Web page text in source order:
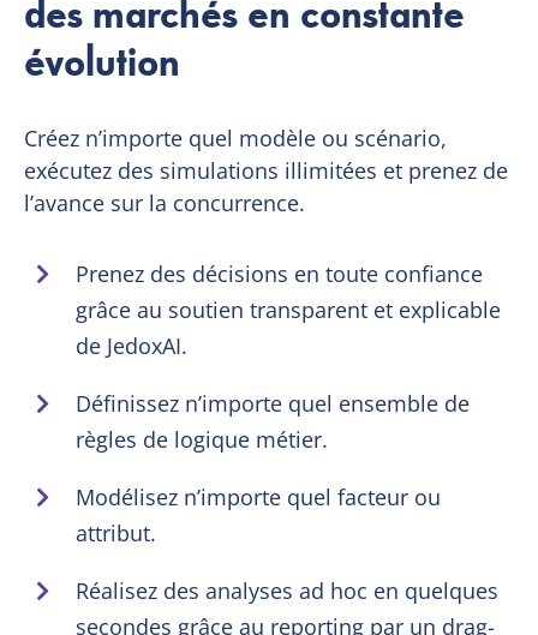
des marchés en constante
évolution
Créez n’importe quel modèle ou scénario,
exécutez des simulations illimitées et prenez de
l’avance sur la concurrence.
Prenez des décisions en toute confiance
grâce au soutien transparent et explicable
de JedoxAI.
Définissez n’importe quel ensemble de
règles de logique métier.
Modélisez n’importe quel facteur ou
attribut.
Réalisez des analyses ad hoc en quelques
secondes grâce au reporting par un drag-